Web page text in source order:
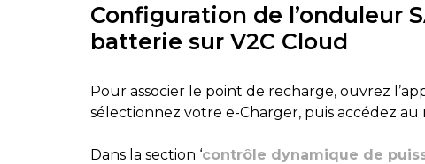
Configuration de l’onduleur
batterie sur V2C Cloud
Pour associer le point de recharge, ouvrez
sélectionnez votre e-Charger, puis accédez au
Dans la section ‘contrôle dynamique de